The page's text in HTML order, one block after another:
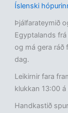
Íslenski
Þjálfarateymið
Egyptalands
og má gera ráð
dag.
Leikirnir fara
klukkan 13:00
Handkastið